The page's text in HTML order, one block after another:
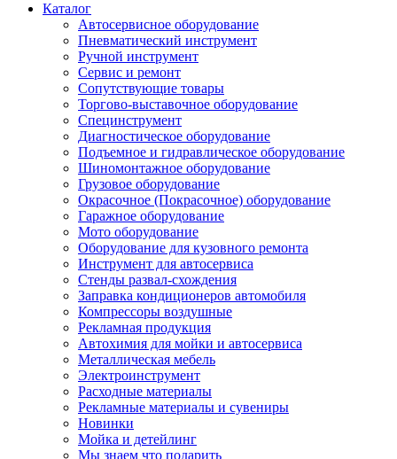
Каталог
Автосервисное оборудование
Пневматический инструмент
Ручной инструмент
Сервис и ремонт
Сопутствующие товары
Торгово-выставочное оборудование
Специнструмент
Диагностическое оборудование
Подъемное и гидравлическое оборудование
Шиномонтажное оборудование
Грузовое оборудование
Окрасочное (Покрасочное) оборудование
Гаражное оборудование
Мото оборудование
Оборудование для кузовного ремонта
Инструмент для автосервиса
Стенды развал-схождения
Заправка кондиционеров автомобиля
Компрессоры воздушные
Рекламная продукция
Автохимия для мойки и автосервиса
Металлическая мебель
Электроинструмент
Расходные материалы
Рекламные материалы и сувениры
Новинки
Мойка и детейлинг
Мы знаем что подарить